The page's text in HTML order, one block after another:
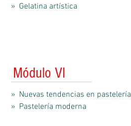
» Gelatina artística
Módulo VI
» Nuevas tendencias en pastelería
» Pastelería moderna